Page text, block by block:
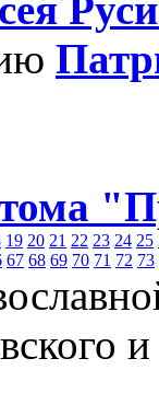
19 20 21 22 23 24 25
67 68 69 70 71 72 73